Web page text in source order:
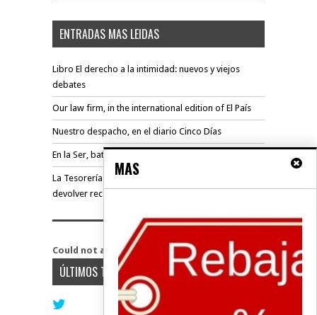
ENTRADAS MAS LEIDAS
Libro El derecho a la intimidad: nuevos y viejos
debates
Our law firm, in the international edition of El País
Nuestro despacho, en el diario Cinco Días
En la Ser, batalla judicial ganada contra prestamista
La Tesorería de la Seguridad Social condenada a
devolver rec...
Could not authenticate you.
ÚLTIMOS TWEETS
MAS